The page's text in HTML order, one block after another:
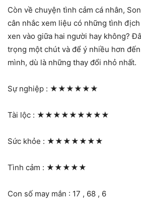
Còn về chuyện tình cảm cá nhân,
cân nhắc xem liệu có những tình
xen vào giữa hai người hay không?
trọng một chút và để ý nhiều hơn
mình, dù là những thay đổi nhỏ nhất.
Sự nghiệp : ★★★★★★
Tài lộc : ★★★★★★★★★
Sức khỏe : ★★★★★★★
Tình cảm : ★★★★★
Con số may mắn : 17 , 68 , 6